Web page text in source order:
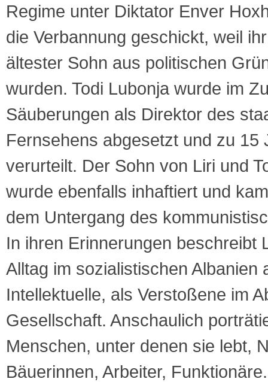
Regime unter Diktator Enver
die Verbannung geschickt, weil
ältester Sohn aus politischen
wurden. Todi Lubonja wurde im
Säuberungen als Direktor des
Fernsehens abgesetzt und zu 15
verurteilt. Der Sohn von Liri und
wurde ebenfalls inhaftiert und
dem Untergang des
In ihren Erinnerungen beschreibt
Alltag im sozialistischen Albanien
Intellektuelle, als Verstoßene im
Gesellschaft. Anschaulich
Menschen, unter denen sie lebt,
Bäuerinnen, Arbeiter,